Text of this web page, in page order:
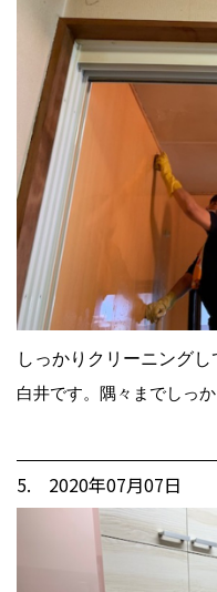
しっかりクリーニングし
白井です。隅々までしっ
5. 2020年07月07日